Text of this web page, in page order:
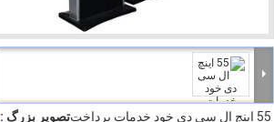
تصویر بزرگ :55 اینچ ال سی دی خود خدمات پرداخت